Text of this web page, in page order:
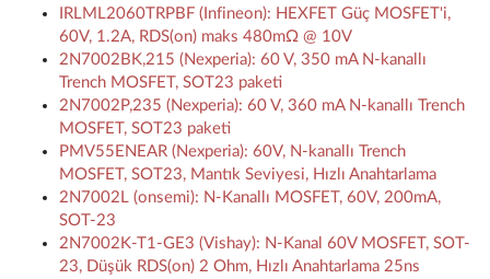
IRLML2060TRPBF (Infineon): HEXFET Güç MOSFET'i,
60V, 1.2A, RDS(on) maks 480mΩ @ 10V
2N7002BK,215 (Nexperia): 60 V, 350 mA N-kanallı
Trench MOSFET, SOT23 paketi
2N7002P,235 (Nexperia): 60 V, 360 mA N-kanallı Trench
MOSFET, SOT23 paketi
PMV55ENEAR (Nexperia): 60V, N-kanallı Trench
MOSFET, SOT23, Mantık Seviyesi, Hızlı Anahtarlama
2N7002L (onsemi): N-Kanallı MOSFET, 60V, 200mA,
SOT-23
2N7002K-T1-GE3 (Vishay): N-Kanal 60V MOSFET, SOT-
23, Düşük RDS(on) 2 Ohm, Hızlı Anahtarlama 25ns